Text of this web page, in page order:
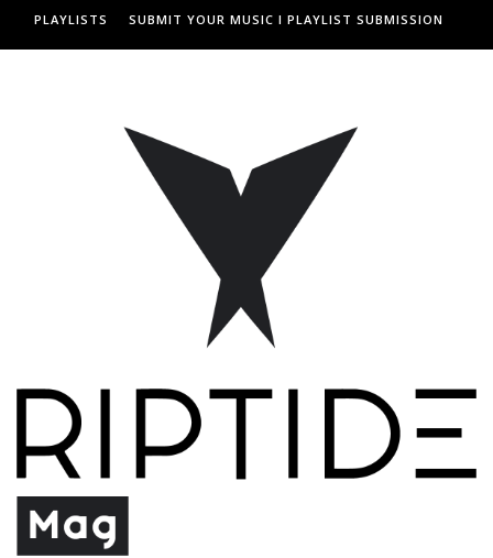
PLAYLISTS SUBMIT YOUR MUSIC I PLAYLIST SUBMISSION